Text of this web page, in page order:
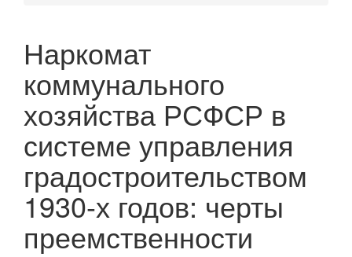
Наркомат
коммунального
хозяйства РСФСР в
системе управления
градостроительством
1930-х годов: черты
преемственности